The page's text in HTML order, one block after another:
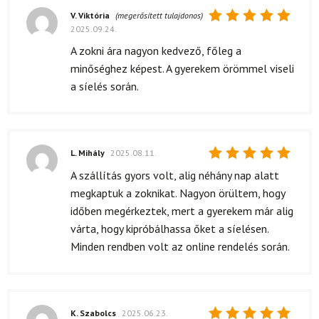
5/ 5
V. Viktória (megerősített tulajdonos)
2025.09.24.
A zokni ára nagyon kedvező, főleg a
minőséghez képest. A gyerekem örömmel viseli
a síelés során.
Értékelés:
/ 5
L. Mihály 2025.08.11.
A szállítás gyors volt, alig néhány nap alatt
megkaptuk a zoknikat. Nagyon örültem, hogy
időben megérkeztek, mert a gyerekem már alig
várta, hogy kipróbálhassa őket a síelésen.
Minden rendben volt az online rendelés során.
K. Szabolcs 2025.06.23.